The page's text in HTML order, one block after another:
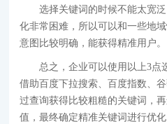
选择关键词的时候不能太宽
化非常困难，所以可以和一些地
意图比较明确，能获得精准用户。
总之，企业可以使用以上3点
借助百度下拉搜索、百度指数、
过查询获得比较粗糙的关键词，
值，最终确定精准关键词进行优化